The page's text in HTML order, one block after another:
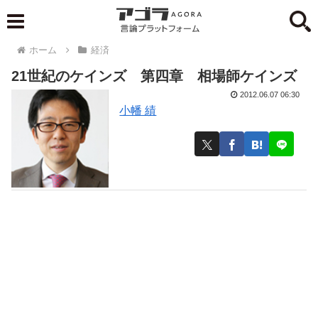
ホーム 経済
21世紀のケインズ 第四章 相場師ケインズ
小幡 績
2012.06.07 06:30